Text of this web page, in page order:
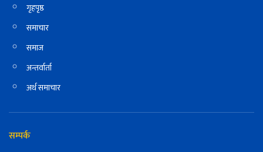
गृहपृष्ठ
समाचार
समाज
अन्तर्वार्ता
अर्थ समाचार
सम्पर्क